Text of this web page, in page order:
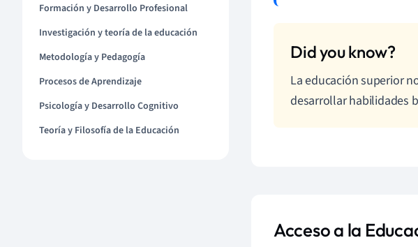
Formación y Desarrollo Profesional
Investigación y teoría de la educación
Metodología y Pedagogía
Procesos de Aprendizaje
Psicología y Desarrollo Cognitivo
Teoría y Filosofía de la Educación
La educación superior
desarrollar habilidades
Acceso a la